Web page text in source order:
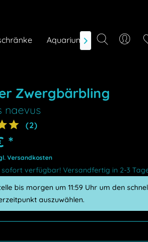
Aquarium-Zubehör

Zwergbärbling
naevus
(2)
*
Versandkosten
verfügbar! Versandfertig in 2-3
bis morgen um 11:59 Uhr um den
auszuwählen.